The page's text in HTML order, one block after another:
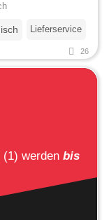
Lieferservice
26
(1) werden bis